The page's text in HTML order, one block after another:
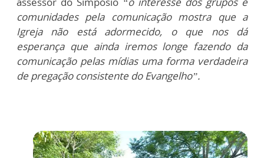
comunidades pela comunicação mostra que a
Igreja não está adormecido, o que nos dá
esperança que ainda iremos longe fazendo da
comunicação pelas mídias uma forma verdadeira
de pregação consistente do Evangelho”.